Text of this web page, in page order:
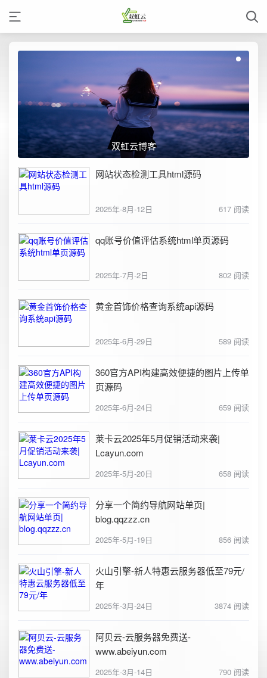
双虹云博客
网站状态检测工具html源码
2025年-8月-12日 617 阅读
qq账号价值评估系统html单页源码
2025年-7月-2日 802 阅读
黄金首饰价格查询系统api源码
2025年-6月-29日 589 阅读
360官方API构建高效便捷的图片上传单
页源码
2025年-6月-24日 659 阅读
莱卡云2025年5月促销活动来袭|
Lcayun.com
2025年-5月-20日 658 阅读
分享一个简约导航网站单页|
blog.qqzzz.cn
2025年-5月-19日 856 阅读
火山引擎-新人特惠云服务器低至79元/
年
2025年-3月-24日 3874 阅读
阿贝云-云服务器免费送-
www.abeiyun.com
2025年-3月-14日 790 阅读